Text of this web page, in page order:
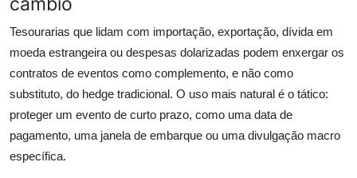
Tesourarias que lidam com importação, exportação, dívida em
moeda estrangeira ou despesas dolarizadas podem enxergar os
contratos de eventos como complemento, e não como
substituto, do hedge tradicional. O uso mais natural é o tático:
proteger um evento de curto prazo, como uma data de
pagamento, uma janela de embarque ou uma divulgação macro
específica.